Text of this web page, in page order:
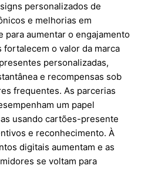
personalizados de
e melhorias em
para aumentar o engajamento
fortalecem o valor da marca
personalizadas,
e recompensas sob
frequentes. As parcerias
um papel
usando cartões-presente
e reconhecimento. À
digitais aumentam e as
se voltam para